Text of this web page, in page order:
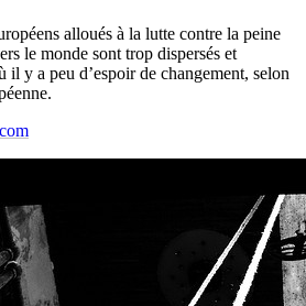
alloués à la lutte contre la peine
le monde sont trop dispersés et
il y a peu d’espoir de changement, selon